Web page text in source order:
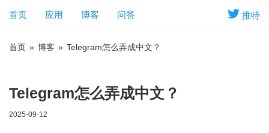
推特
首页 应用 博客 问答
首页 » 博客 » Telegram怎么弄成中文？
Telegram怎么弄成中文？
2025-09-12